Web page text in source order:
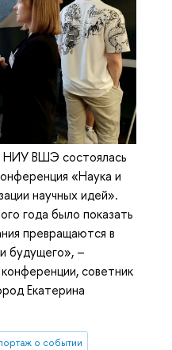
НИУ ВШЭ состоялась
«Наука и
научных идей».
года было показать
превращаются в
будущего», –
советник
Екатерина
о событии